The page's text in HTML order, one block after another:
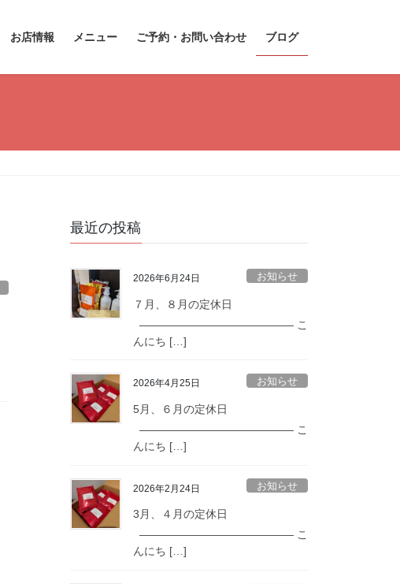
お店情報 メニュー ご予約・お問い合わせ ブログ
最近の投稿
2026年6月24日 お知らせ
７月、８月の定休日
—————————————— こ
んにち […]
2026年4月25日 お知らせ
5月、６月の定休日
—————————————— こ
んにち […]
2026年2月24日 お知らせ
3月、４月の定休日
—————————————— こ
んにち […]